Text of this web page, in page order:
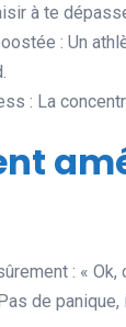
à te
: Un
: La
: «
de